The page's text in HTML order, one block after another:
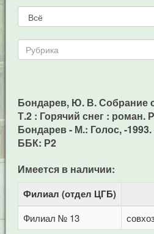
Бондарев, Ю. В. Собрание
Т.2 : Горячий снег : роман.
Бондарев - М.: Голос, -
ББК: Р2
Имеется в наличии:
Филиал (отдел ЦГБ)
Филиал № 13